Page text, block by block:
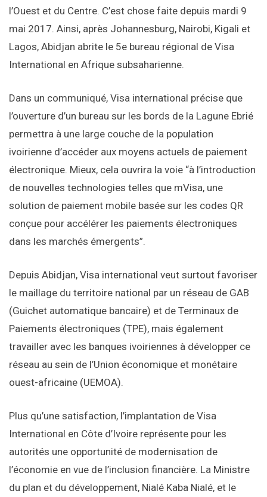
l’Ouest et du Centre. C’est chose faite depuis mardi 9
mai 2017. Ainsi, après Johannesburg, Nairobi, Kigali et
Lagos, Abidjan abrite le 5e bureau régional de Visa
International en Afrique subsaharienne.
Dans un communiqué, Visa international précise que
l’ouverture d’un bureau sur les bords de la Lagune Ebrié
permettra à une large couche de la population
ivoirienne d’accéder aux moyens actuels de paiement
électronique. Mieux, cela ouvrira la voie “à l’introduction
de nouvelles technologies telles que mVisa, une
solution de paiement mobile basée sur les codes QR
conçue pour accélérer les paiements électroniques
dans les marchés émergents”.
Depuis Abidjan, Visa international veut surtout favoriser
le maillage du territoire national par un réseau de GAB
(Guichet automatique bancaire) et de Terminaux de
Paiements électroniques (TPE), mais également
travailler avec les banques ivoiriennes à développer ce
réseau au sein de l’Union économique et monétaire
ouest-africaine (UEMOA).
Plus qu’une satisfaction, l’implantation de Visa
International en Côte d’Ivoire représente pour les
autorités une opportunité de modernisation de
l’économie en vue de l’inclusion financière. La Ministre
du plan et du développement, Nialé Kaba Nialé, et le